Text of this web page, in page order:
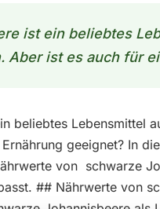
ist ein beliebtes
ist es auch für
beliebtes Lebensmittel
geeignet? In
von schwarze
## Nährwerte von